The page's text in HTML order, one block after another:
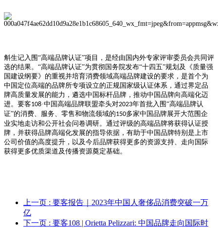
斛生记入围“高端品牌认证”项目，是经由国内外专家评审委员会共同评
选的结果。“高端品牌认证”为贯彻国务院发布“十四五”规划及《质量强
国建设纲要》的重视并培育消费领域高端品牌建设的要求，是首个为
中国定位高端的品牌所专项设立的正规国家级认证体系，通过界定品
牌高质量发展的能力，遴选中国标杆品牌，推动中国品牌向高端化迈
进。要客108·中国高端品牌联盟牵头对2023年首批入围“高端品牌认
证”的消费、服务、零售和物流领域的150多家中国品牌展开大范围企
业实地走访和公开社会问卷调研。通过评级的高端品牌将获得认证授
牌，并获得品牌高端化发展的指导依据，有助于中国品牌特别是上市
公司价值的高度提升，以及今后品牌获得更多的资源支持、走向国际
获得更多优质渠道及传播资源奠定基础。
上一页 : 要客报告｜2023年中国人奢侈品消费突破一万
亿
下一页 : 要客108 | Orietta Pelizzari: 中国品牌走向国际时